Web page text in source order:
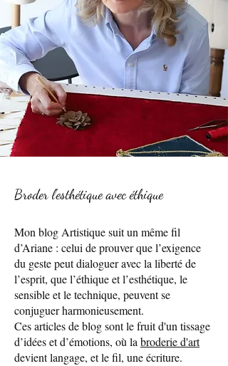
Broder l’esthétique avec éthique
Mon blog Artistique suit un même fil
d’Ariane : celui de prouver que l’exigence
du geste peut dialoguer avec la liberté de
l’esprit, que l’éthique et l’esthétique, le
sensible et le technique, peuvent se
conjuguer harmonieusement.
Ces articles de blog sont le fruit d'un tissage
d’idées et d’émotions, où labroderie d'art
devient langage, et le fil, une écriture.